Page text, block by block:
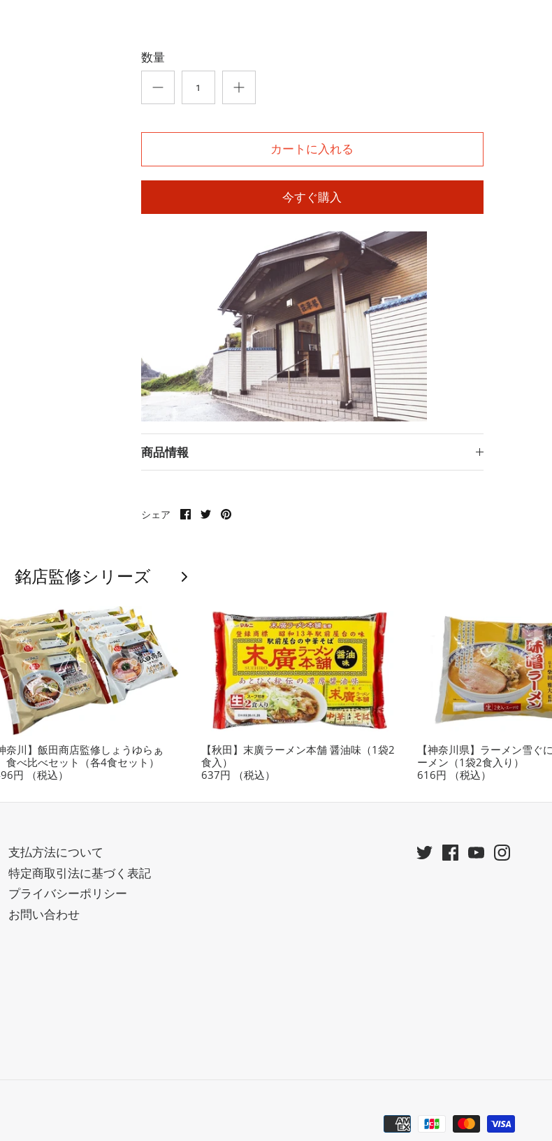
数量
カートに入れる
今すぐ購入
商品情報
シェア Facebook
で
Twitter
Pin
銘店監修シリーズ
奈川】飯田商店監修しょうゆらぁ
べ比べセット（各4食セット）
円
（税込）
【秋田】末廣ラーメン本舗 醤油味（1袋2
食入）
637円
（税込）
【神奈川県】ラーメン雪ぐ
ーメン（1袋2食入り）
616円
（税込）
支払方法について
特定商取引法に基づく表記
プライバシーポリシー
お問い合わせ